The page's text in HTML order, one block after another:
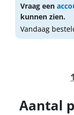
Vraag een
kunnen zien.
Vandaag
Aantal